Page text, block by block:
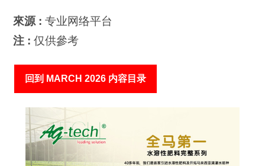
來源 :专业网络平台
注 :仅供參考
回到 MARCH 2026 内容目录